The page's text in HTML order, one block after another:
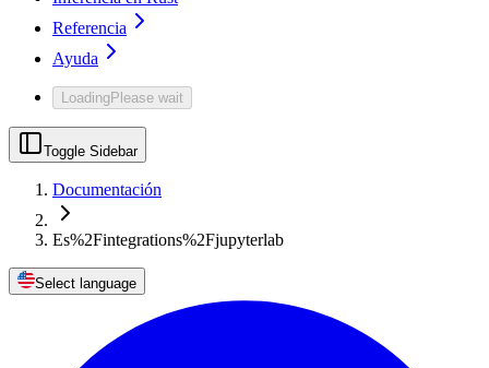
Referencia
Ayuda
LoadingPlease wait
Toggle Sidebar
Documentación
Es%2Fintegrations%2Fjupyterlab
Select language